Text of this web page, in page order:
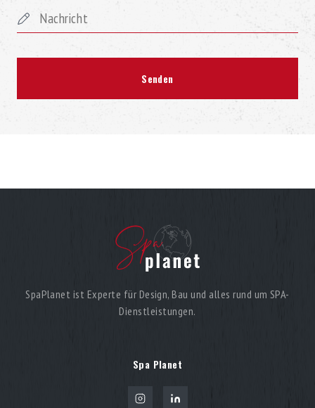
SpaPlanet ist Experte für Design, Bau und alles rund um SPA-
Dienstleistungen.
Spa Planet